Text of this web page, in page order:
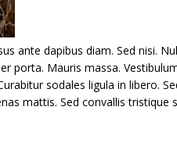
ante dapibus diam. Sed nisi.
porta. Mauris massa.
sodales ligula in libero.
mattis. Sed convallis tristique